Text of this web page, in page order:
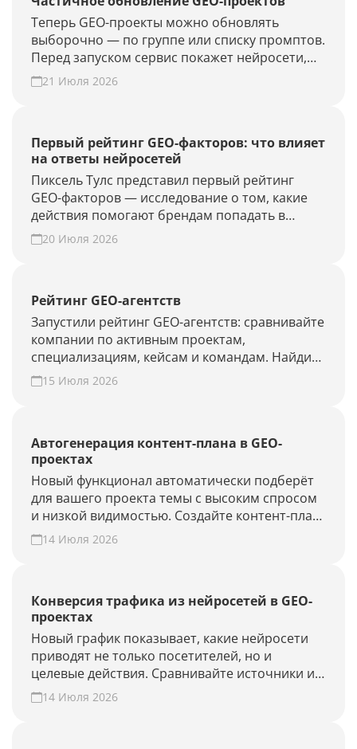
Теперь GEO-проекты можно обновлять
выборочно — по группе или списку промптов.
Перед запуском сервис покажет нейросети,
объём проверки и расход лимитов. Проверьте
новые запросы или результат GEO-работ без
21 Июля 2026
Первый рейтинг GEO-факторов: что влияет
на ответы нейросетей
Пиксель Тулс представил первый рейтинг
GEO-факторов — исследование о том, какие
действия помогают брендам попадать в
ответы нейросетей.
20 Июля 2026
Рейтинг GEO-агентств
Запустили рейтинг GEO-агентств: сравнивайте
компании по активным проектам,
специализациям, кейсам и командам. Найдите
подрядчика для продвижения в ChatGPT,
Алисе AI и Perplexity или добавьте своё
15 Июля 2026
Автогенерация контент-плана в GEO-
проектах
Новый функционал автоматически подберёт
для вашего проекта темы с высоким спросом
и низкой видимостью. Создайте контент-план
за несколько минут и повысьте присутствие
вашего бренда и сайта в ответах нейросетей.
14 Июля 2026
Конверсия трафика из нейросетей в GEO-
проектах
Новый график показывает, какие нейросети
приводят не только посетителей, но и
целевые действия. Сравнивайте источники и
периоды, находите точки роста. Создайте
GEO-проект и проверьте конверсию своего
14 Июля 2026